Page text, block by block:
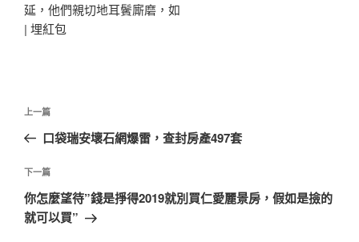
延，他們親切地耳鬢廝磨，如
| 埋紅包
文
導
覽
上
一
文
章
上一篇
口袋瑞安壞石網爆雷，查封房產497套
下
一
篇
下一篇
你怎麼望待”錢是掙得2019就別買仁愛麗景房，假如是撿的
就可以買”